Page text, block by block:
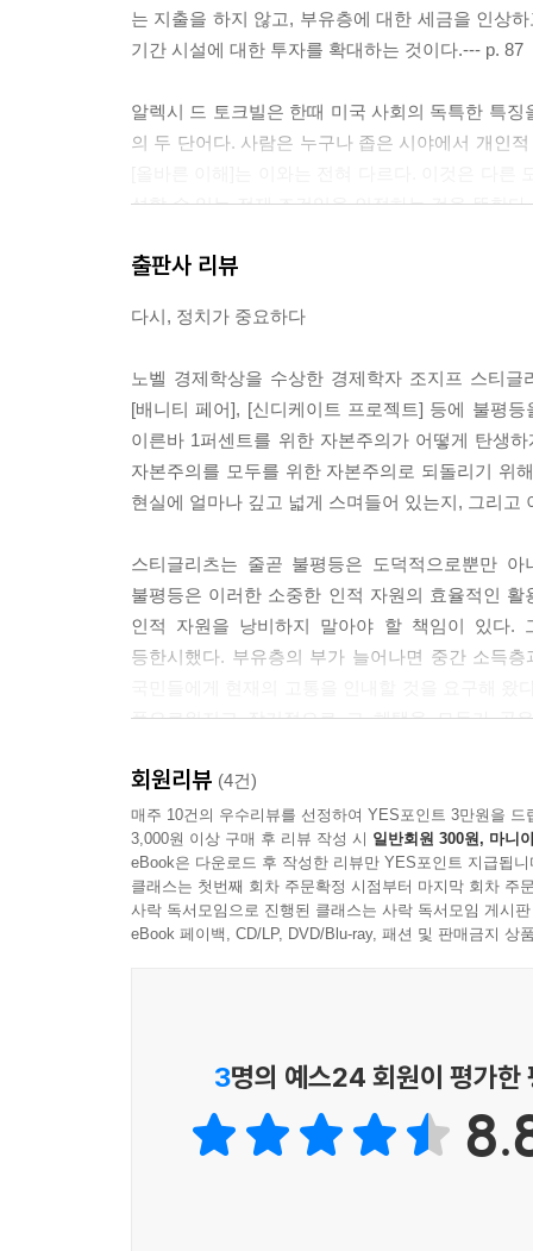
는 지출을 하지 않고, 부유층에 대한 세금을 인상
기간 시설에 대한 투자를 확대하는 것이다.--- p. 87
알렉시 드 토크빌은 한때 미국 사회의 독특한 특
의 두 단어다. 사람은 누구나 좁은 시야에서 개인
성할 수 있는 전제 조건임을 인정하는 것을 뜻한
치지 않고 사업을 살찌운다는 기본적인 사실을 이
저소득층으로부터 부유층으로 돈이 이동하 소비
또한 우리가 무엇을 할 수 있느냐 하는 문제는 정
상황에서도 전 국민 무상 의료와 거의 무상에 가
과 경제 성장률) 에서 엇비슷하거나 훨씬 나은 성
셔스도 그중 하나다)조차 어려운 상황에서도 무
더 깊이 파고들, 소득 재분배와 관련한 여러 가지
-- p.179
금융계의 구제 금융 상환은 적어도 부분적으로는
에 가까운 이자율로 은행에 돈을 빌려준다. 은행
에 대한 상환금으로 정부에게 돌아간다. 한편, 은
건 열두 살짜리도 할 수 있을 만큼 쉬운 일이다. 과
지금 우리 정치와 경제는 악순환의 족쇄에 갇혀
기회 균등을 촉진하기 위한 정책이 주안점을 두
우리 사회에는 균열이 있다. 하지만 그 균열은 롬
출판사 리뷰
다시, 정치가 중요하다
노벨 경제학상을 수상한 경제학자 조지프 스티
[배니티 페어], [신디케이트 프로젝트] 등에 불평
이른바 1퍼센트를 위한 자본주의가 어떻게 탄생
자본주의를 모두를 위한 자본주의로 되돌리기 위
현실에 얼마나 깊고 넓게 스며들어 있는지, 그리
스티글리츠는 줄곧 불평등은 도덕적으로뿐만
불평등은 이러한 소중한 인적 자원의 효율적인
인적 자원을 낭비하지 말아야 할 책임이 있다.
등한시했다. 부유층의 부가 늘어나면 중간 소득
풍요로워지고 장기적으로 그 혜택을 모두가 공
1퍼센트가 새로 창출되는 부를 거의 독식하는 사
갑부들이 전 세계 하위 50퍼센트 인구가 가진 부와
스티글리츠는 전작 [불평등의 대가]에서 했던
정책보다 적극적인 재정 지출 정책이, 공급 중
증대를 돕는 정책이 경제를 성장시키고 모두에게
상황은 여전히 심각하다. 경제 불평등이 정치 불
민주주의에 대한 사람들의 환멸감도 깊다. 오늘
역시 정치에 있다. 스티글리츠는, 극소수의 부자
회원리뷰 (4건)
매주 10건의 우수리뷰를 선정하여 YES포인트 3만원을 드
3,000원 이상 구매 후 리뷰 작성 시 일반회원 300원, 마니
eBook은 다운로드 후 작성한 리뷰만 YES포인트 지급됩니
클래스는 첫번째 회차 주문확정 시점부터 마지막 회차 주
사락 독서모임으로 진행된 클래스는 사락 독서모임 게시
eBook 페이백, CD/LP, DVD/Blu-ray, 패션 및 판매금지 상
3명의 예스24 회원이 평가한